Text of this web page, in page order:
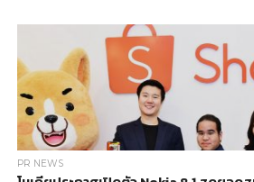
PR NEWS